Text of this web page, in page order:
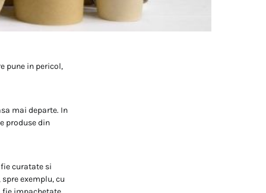
pune in pericol,
mai departe. In
produse din
curatate si
exemplu, cu